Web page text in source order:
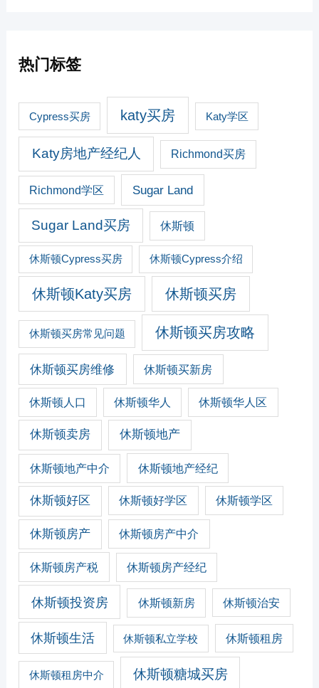
热门标签
Cypress买房 katy买房 Katy学区
Katy房地产经纪人 Richmond买房
Richmond学区 Sugar Land
Sugar Land买房 休斯顿
休斯顿Cypress买房 休斯顿Cypress介绍
休斯顿Katy买房 休斯顿买房
休斯顿买房常见问题 休斯顿买房攻略
休斯顿买房维修 休斯顿买新房
休斯顿人口 休斯顿华人 休斯顿华人区
休斯顿卖房 休斯顿地产
休斯顿地产中介 休斯顿地产经纪
休斯顿好区 休斯顿好学区 休斯顿学区
休斯顿房产 休斯顿房产中介
休斯顿房产税 休斯顿房产经纪
休斯顿投资房 休斯顿新房 休斯顿治安
休斯顿生活 休斯顿私立学校 休斯顿租房
休斯顿租房中介 休斯顿糖城买房